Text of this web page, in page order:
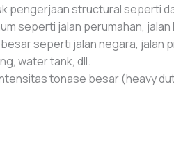
pengerjaan structural seperti
seperti jalan perumahan,
seperti jalan negara, jalan
water tank, dll.
tonase besar (heavy